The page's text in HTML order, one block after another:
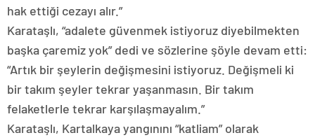
hak ettiği cezayı alır.”
Karataşlı, “adalete güvenmek istiyoruz diyebilmekten
başka çaremiz yok” dedi ve sözlerine şöyle devam etti:
“Artık bir şeylerin değişmesini istiyoruz. Değişmeli ki
bir takım şeyler tekrar yaşanmasın. Bir takım
felaketlerle tekrar karşılaşmayalım.”
Karataşlı, Kartalkaya yangınını “katliam” olarak